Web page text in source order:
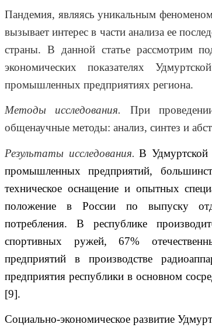
Пандемия, являясь уникальным
вызывает интерес в части анализа ее
страны. В данной статье рассмотрим
экономических показателях
промышленных предприятиях региона.
Методы исследования.
При
общенаучные методы: анализ, синтез и
Результаты исследования. В Удмуртской
промышленных предприятий,
техническое оснащение и опытных
положение в России по выпуску
потребления. В республике
спортивных ружей, 67%
предприятий в производстве
предприятия республики в основном
[9].
Социально-экономическое развитие